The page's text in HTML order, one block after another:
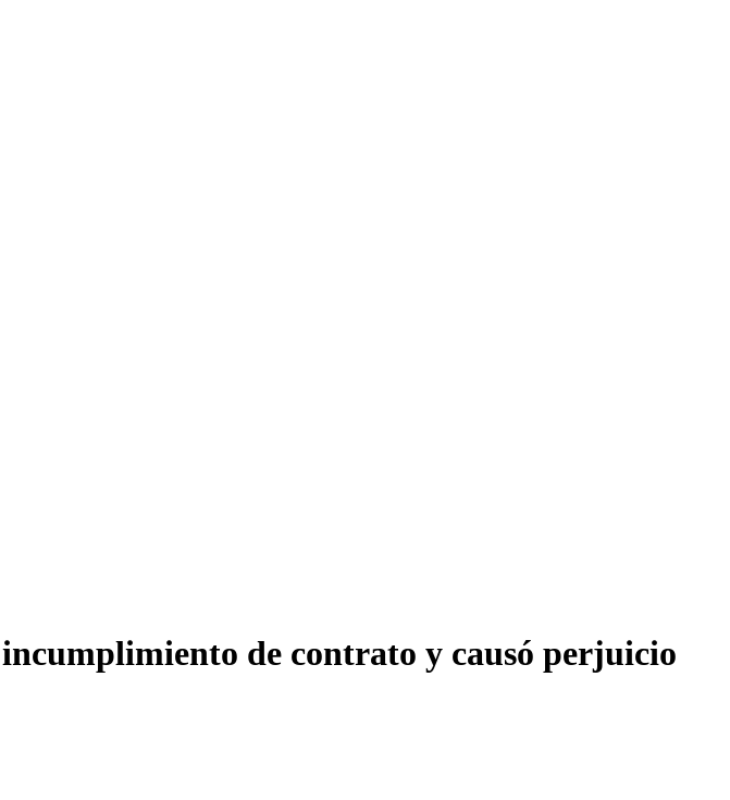
de contrato y causó perjuicio